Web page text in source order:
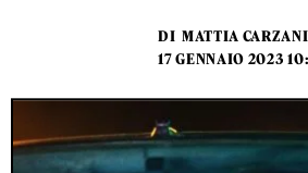
DI MATTIA
17 GENNAIO 2023